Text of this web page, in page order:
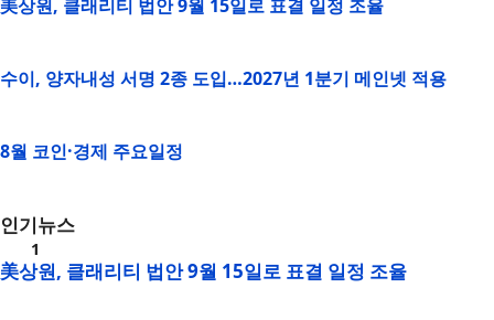
美상원, 클래리티 법안 9월 15일로 표결 일정 조율
수이, 양자내성 서명 2종 도입…2027년 1분기 메인넷 적용
8월 코인·경제 주요일정
인기뉴스
美상원, 클래리티 법안 9월 15일로 표결 일정 조율